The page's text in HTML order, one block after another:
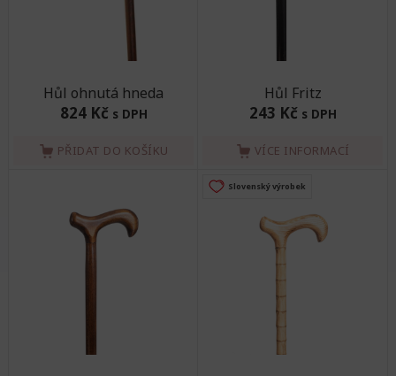
Hůl ohnutá hneda
824 Kč s DPH
PŘIDAT DO KOŠÍKU
Hůl Fritz
243 Kč s DPH
VÍCE INFORMACÍ
Slovenský výrobek